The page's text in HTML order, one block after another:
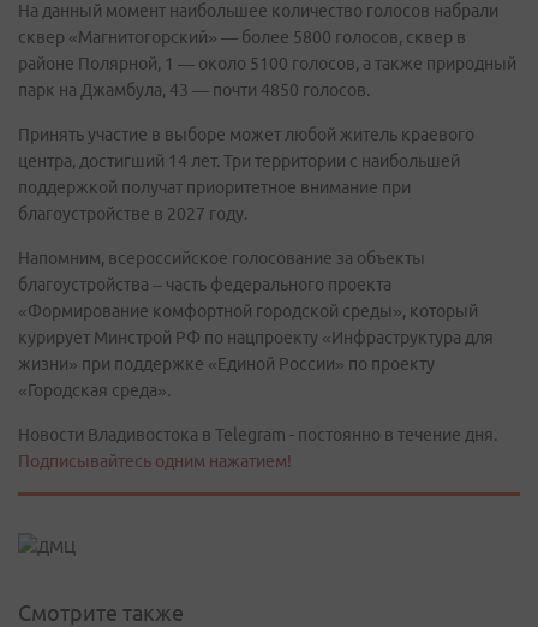
На данный момент наибольшее количество голосов набрали
сквер «Магнитогорский» — более 5800 голосов, сквер в
районе Полярной, 1 — около 5100 голосов, а также природный
парк на Джамбула, 43 — почти 4850 голосов.
Принять участие в выборе может любой житель краевого
центра, достигший 14 лет. Три территории с наибольшей
поддержкой получат приоритетное внимание при
благоустройстве в 2027 году.
Напомним, всероссийское голосование за объекты
благоустройства – часть федерального проекта
«Формирование комфортной городской среды», который
курирует Минстрой РФ по нацпроекту «Инфраструктура для
жизни» при поддержке «Единой России» по проекту
«Городская среда».
Новости Владивостока в Telegram - постоянно в течение дня.
Подписывайтесь одним нажатием!
Смотрите также